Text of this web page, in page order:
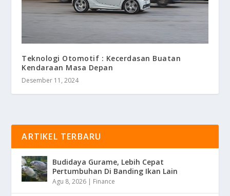
Teknologi Otomotif : Kecerdasan Buatan
Kendaraan Masa Depan
Desember 11, 2024
ARTIKEL TERBARU
Budidaya Gurame, Lebih Cepat
Pertumbuhan Di Banding Ikan Lain
Agu 8, 2026 | Finance